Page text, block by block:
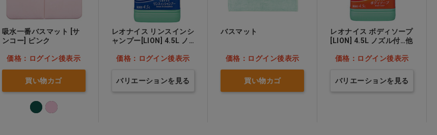
吸水一番バスマット [サ
ンコー] ピンク
価格：ログイン後表示
買い物カゴ
レオナイス リンスインシ
ャンプー[LION] 4.5L ノ
価格：ログイン後表示
バリエーションを見る
バスマット
価格：ログイン後表示
買い物カゴ
レオナイス ボディソープ
[LION] 4.5L ノズル付…他
価格：ログイン後表示
バリエーションを見る